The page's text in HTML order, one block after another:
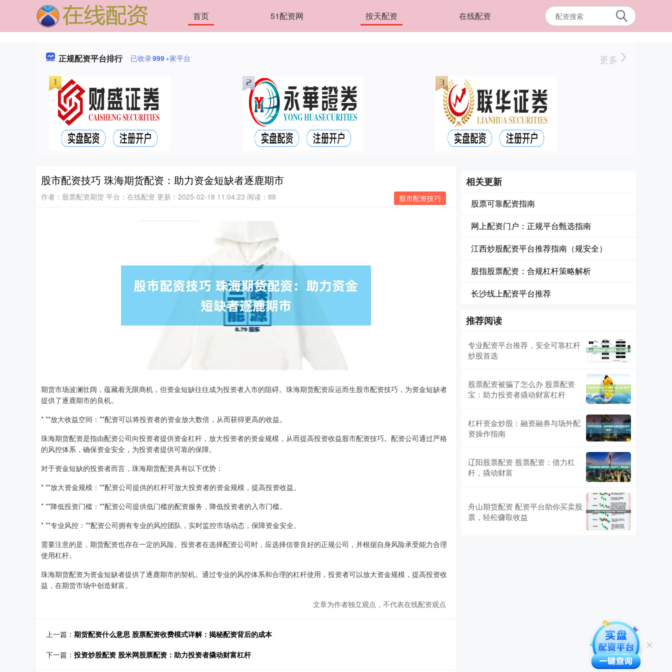
首页 51配资网 按天配资 在线配资
正规配资平台排行 已收录999+家平台 更多
股市配资技巧 珠海期货配资：助力资金短缺者逐鹿期市
股市配资技巧
作者：股票配资期货 平台：在线配资 更新：2025-02-18 11:04:23 阅读：88
期货市场波澜壮阔，蕴藏着无限商机，但资金短缺往往成为投资者入市的阻碍。珠海期货配资应运而生股市配资技巧，为资金短缺者
提供了逐鹿期市的良机。
* **放大收益空间：**配资可以将投资者的资金放大数倍，从而获得更高的收益。
珠海期货配资是指由配资公司向投资者提供资金杠杆，放大投资者的资金规模，从而提高投资收益股市配资技巧。配资公司通过严格
的风控体系，确保资金安全，为投资者提供可靠的保障。
对于资金短缺的投资者而言，珠海期货配资具有以下优势：
* **放大资金规模：**配资公司提供的杠杆可放大投资者的资金规模，提高投资收益。
* **降低投资门槛：**配资公司提供低门槛的配资服务，降低投资者的入市门槛。
* **专业风控：**配资公司拥有专业的风控团队，实时监控市场动态，保障资金安全。
需要注意的是，期货配资也存在一定的风险。投资者在选择配资公司时，应选择信誉良好的正规公司，并根据自身风险承受能力合理
使用杠杆。
珠海期货配资为资金短缺者提供了逐鹿期市的契机。通过专业的风控体系和合理的杠杆使用，投资者可以放大资金规模，提高投资收
益，在期货市场中创造财富。
文章为作者独立观点，不代表在线配资观点
上一篇： 期货配资什么意思 股票配资收费模式详解：揭秘配资背后的成本
下一篇： 投资炒股配资 股米网股票配资：助力投资者撬动财富杠杆
相关更新
股票可靠配资指南
网上配资门户：正规平台甄选指南
江西炒股配资平台推荐指南（规安全）
股指股票配资：合规杠杆策略解析
长沙线上配资平台推荐
推荐阅读
专业配资平台推荐，安全可靠杠杆
炒股首选
股票配资被骗了怎么办 股票配资
宝：助力投资者撬动财富杠杆
杠杆资金炒股：融资融券与场外配
资操作指南
辽阳股票配资 股票配资：借力杠
杆，撬动财富
舟山期货配资 配资平台助你买卖股
票，轻松赚取收益